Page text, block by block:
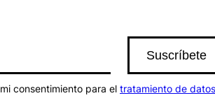
consentimiento para el tratamiento de datos